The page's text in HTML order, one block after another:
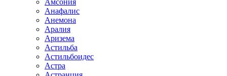
Амсония
Анафалис
Анемона
Аралия
Аризема
Астильба
Астильбоидес
Астра